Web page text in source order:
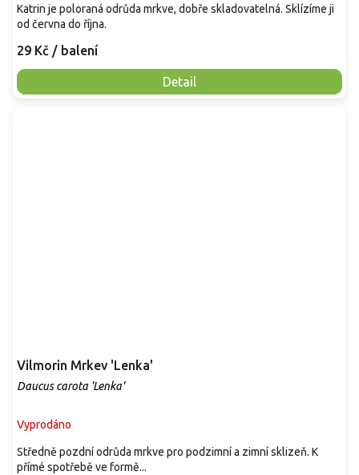
29 Kč / balení
Detail
Katrin je poloraná odrůda mrkve, dobře skladovatelná. Sklízíme ji
od června do října.
Vilmorin Mrkev 'Lenka'
Daucus carota 'Lenka'
Vyprodáno
Středně pozdní odrůda mrkve pro podzimní a zimní sklizeň. K
přímé spotřebě ve formě...